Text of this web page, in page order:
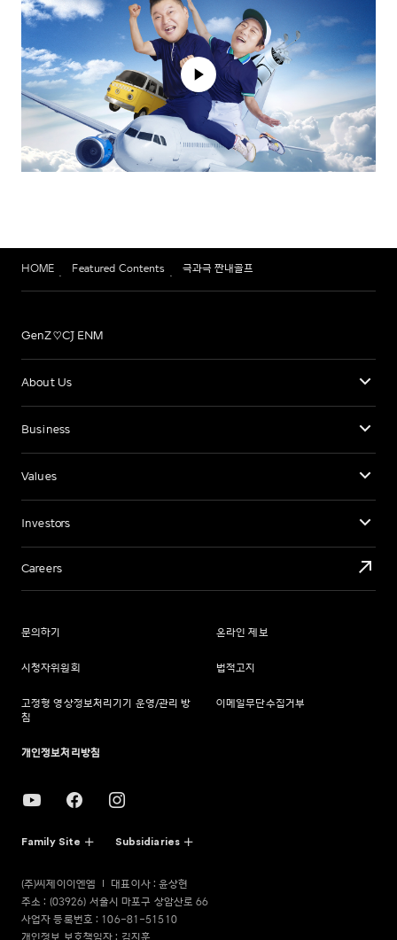
HOME Featured Contents 극과극 짠내골프
GenZ♡CJ ENM
About Us
Business
Values
Investors
Careers
문의하기 온라인 제보
시청자위원회 법적고지
고정형 영상정보처리기기 운영/관리 방
침
이메일무단수집거부
개인정보처리방침
Family Site Subsidiaries
(주)씨제이이엔엠
대표이사 : 윤상현
주소 : (03926) 서울시 마포구 상암산로 66
사업자 등록번호 : 106-81-51510